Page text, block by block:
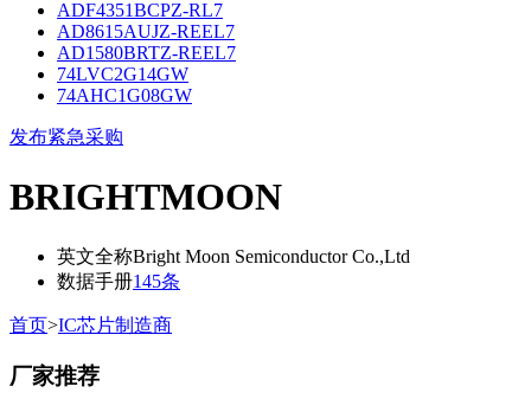
ADF4351BCPZ-RL7
AD8615AUJZ-REEL7
AD1580BRTZ-REEL7
74LVC2G14GW
74AHC1G08GW
发布紧急采购
BRIGHTMOON
英文全称Bright Moon Semiconductor Co.,Ltd
数据手册145条
首页>IC芯片制造商
厂家推荐